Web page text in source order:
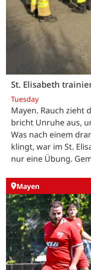
St. Elisabeth
Tuesday
Mayen. Rauch zieht
bricht Unruhe aus,
Was nach einem
klingt, war im St.
nur eine Übung.
Mayen